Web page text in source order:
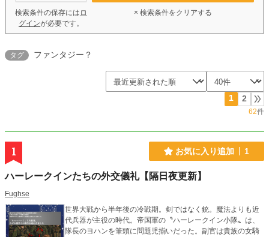
検索条件の保存には ロ
グインが必要です。
× 検索条件をクリアする
タグ ファンタジー？
1 2
62件
1 お気に入り追加 1
ハーレークインたちの外交儀礼【隔日夜更新】
Fughse
世界大戦から半年後の冷戦期。剣ではなく銃。魔法よりも近
代兵器が主役の時代。帝国軍の〝ハーレークイン小隊〟は、
隊長のヨハンを筆頭に問題児揃いだった。副官は貴族の女騎